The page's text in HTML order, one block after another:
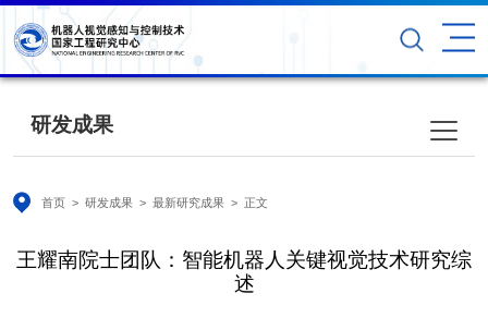
研发成果
首页> 研发成果> 最新研究成果> 正文
王耀南院士团队：智能机器人关键视觉技术研究综
述